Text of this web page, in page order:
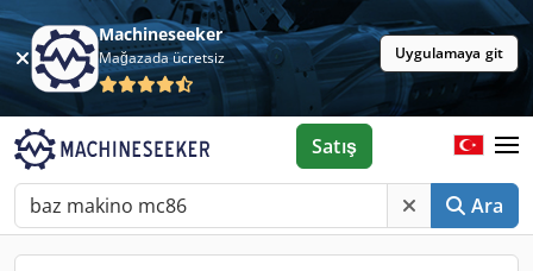
Machineseeker
Mağazada ücretsiz Uygulamaya git
Ara
Satış